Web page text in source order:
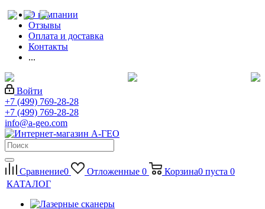
О компании
Отзывы
Оплата и доставка
Контакты
...
Войти
+7 (499) 769-28-28
+7 (499) 769-28-28
info@a-geo.com
Сравнение0 Отложенные 0 Корзина0 пуста 0
КАТАЛОГ